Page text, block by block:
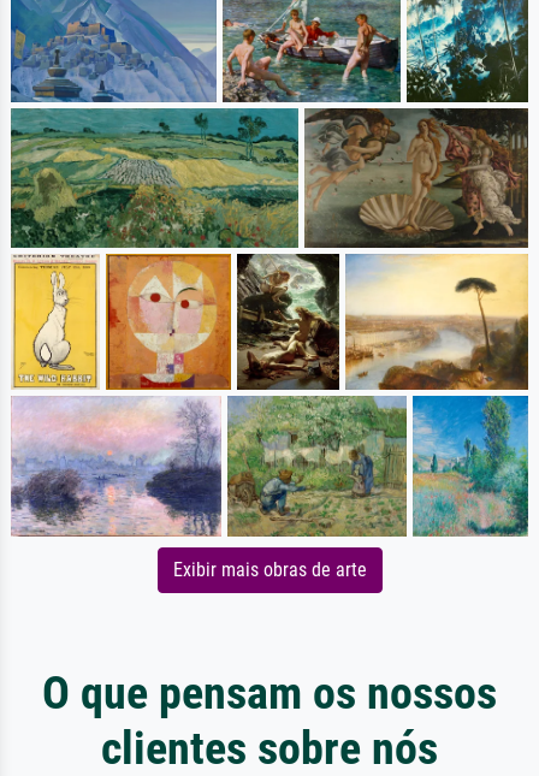
Exibir mais obras de arte
O que pensam os nossos
clientes sobre nós